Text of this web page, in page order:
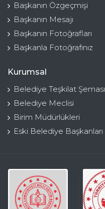
Başkanın Özgeçmişi
Başkanın Mesajı
Başkanın Fotoğrafları
Başkanla Fotoğrafınız
Kurumsal
Belediye Teşkilat Şeması
Belediye Meclisi
Birim Müdürlükleri
Eski Belediye Başkanları